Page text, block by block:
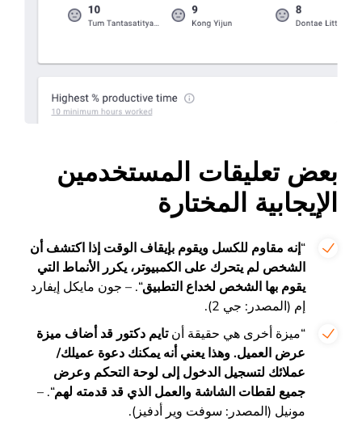
بعض تعليقات المستخدمين
الإيجابية المختارة
“إنه مقاوم للكسل ويقوم بإيقاف الوقت إذا اكتشف أن
الشخص لم يتحرك على الكمبيوتر، يكرر الأنماط التي
يقوم بها الشخص لخداع التطبيق“. – جون مايكل إيفارد
إم (المصدر: جي 2).
“ميزة أخرى هي حقيقة أنتايم دكتور قد أضاف ميزة
عرض العميل. وهذا يعني أنه يمكنك دعوة عميلك/
عملائك لتسجيل الدخول إلى لوحة التحكم وعرض
جميع لقطات الشاشة والعمل الذي قد قدمته لهم“. –
مونيل (المصدر: سوفت وير أدفيز).